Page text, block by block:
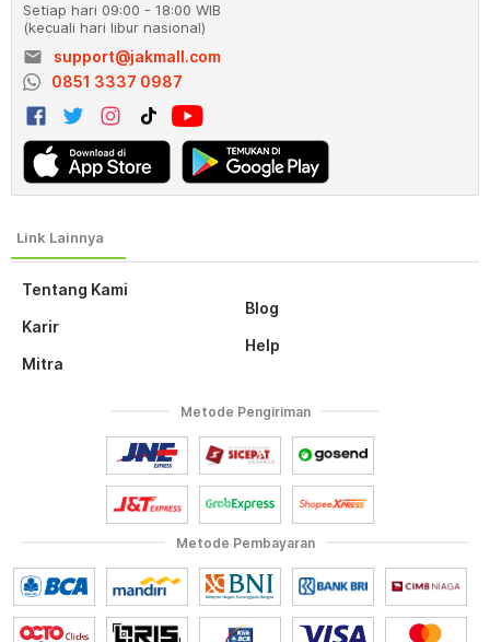
Tentang Kami
Karir
Mitra
Blog
Help
Setiap hari 09:00 - 18:00 WIB
(kecuali hari libur nasional)
email
support@jakmall.com
0851 3337 0987
Metode Pembayaran
Metode Pengiriman